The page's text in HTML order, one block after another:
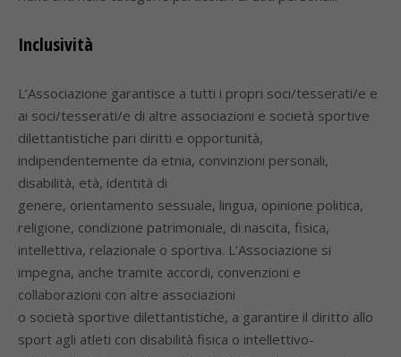
Inclusività
L’Associazione garantisce a tutti i propri soci/tesserati/e e
ai soci/tesserati/e di altre associazioni e società sportive
dilettantistiche pari diritti e opportunità,
indipendentemente da etnia, convinzioni personali,
disabilità, età, identità di
genere, orientamento sessuale, lingua, opinione politica,
religione, condizione patrimoniale, di nascita, fisica,
intellettiva, relazionale o sportiva. L’Associazione si
impegna, anche tramite accordi, convenzioni e
collaborazioni con altre associazioni
o società sportive dilettantistiche, a garantire il diritto allo
sport agli atleti con disabilità fisica o intellettivo-